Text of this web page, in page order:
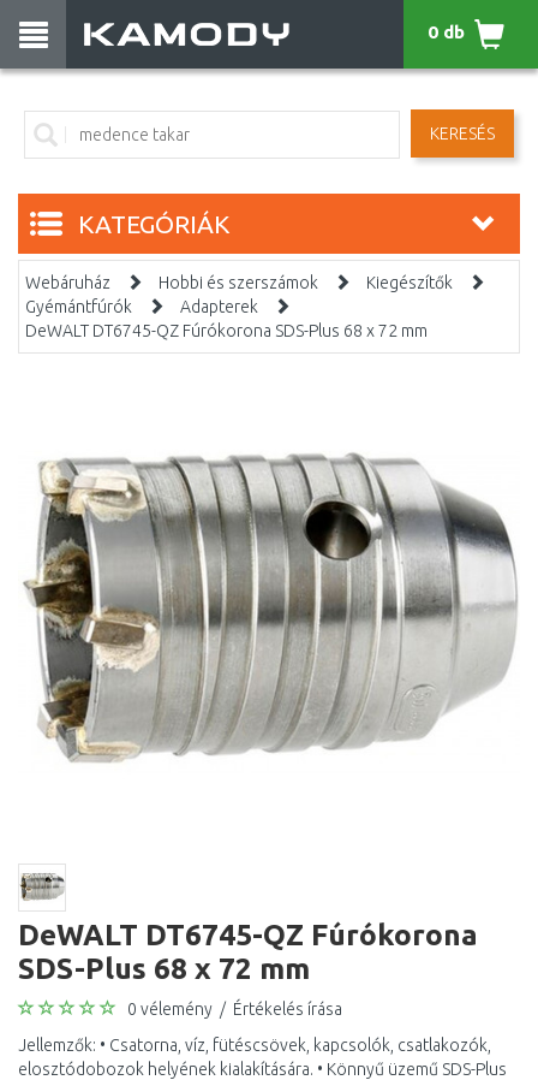
KERESÉS
0 db
KATEGÓRIÁK
Webáruház Hobbi és szerszámok
Kiegészítők
Gyémántfúrók
Adapterek
DeWALT DT6745-QZ Fúrókorona SDS-Plus 68 x 72 mm
DeWALT DT6745-QZ Fúrókorona
SDS-Plus 68 x 72 mm
0 vélemény / Értékelés írása
Jellemzők: • Csatorna, víz, fütéscsövek, kapcsolók, csatlakozók,
elosztódobozok helyének kialakítására. • Könnyű üzemű SDS-Plus